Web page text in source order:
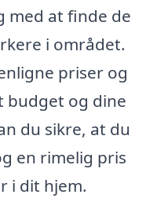
med at finde de
i området.
priser og
budget og dine
du sikre, at du
en rimelig pris
i dit hjem.